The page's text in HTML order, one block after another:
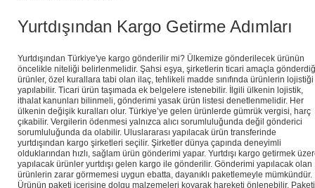
Yurtdışından Kargo Getirme Adımları
Yurtdışından Türkiye'ye kargo gönderilir mi? Ülkemize gönderilecek ürünün
öncelikle niteliği belirlenmelidir. Şahsi eşya, şirketlerin ticari amaçla
ürünler, özel kurallara tabi olan ilaç, tehlikeli madde sınıfında ürünlerin lojistiği
yapılabilir. Ticari ürün taşımada ek belgelere istenebilir. İlgili ülkenin lojistik,
ithalat kanunları bilinmeli, gönderimi yasak ürün listesi denetlenmelidir. Her
ülkenin değişik kuralları olur. Türkiye’ye gelen ürünlerde gümrük vergisi, harç
çıkabilir. Vergilerin ödenmesi yalnızca alıcı sorumluluğunda değil gönderici
sorumluluğunda da olabilir. Uluslararası yapılacak ürün transferinde
yurtdışından kargo şirketleri seçilir. Şirketler dünya çapında deneyimli
olduklarından hızlı, sağlam ürün gönderimi yapar. Yurtdışı kargo getirmek
yapılacak ürünler yurtdışı gelen kargo ile gönderilir. Gönderimi yapılacak olan
ürünlerin zarar görmemesi uygun ebatta, dayanıklı paketlemeyle mümkündür.
Ürünün paketi içerisine dolgu malzemeleri koyarak hareketi önlenebilir.